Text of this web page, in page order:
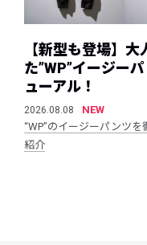
【新型も登場】大
た”WP”イージー
ューアル！
2026.08.08
NEW
“WP”のイージーパンツ
紹介